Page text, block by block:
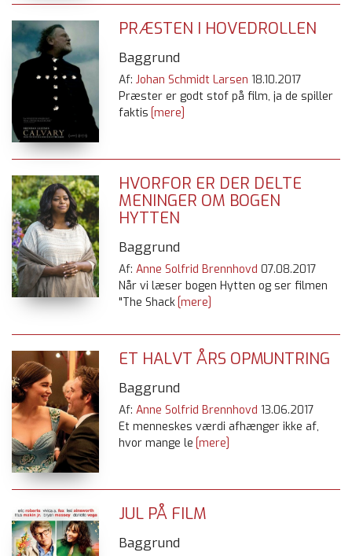
PRÆSTEN I HOVEDROLLEN
Baggrund
Af: Johan Schmidt Larsen 18.10.2017
Præster er godt stof på film, ja de spiller
faktis [mere]
HVORFOR ER DER DELTE
MENINGER OM BOGEN
HYTTEN
Baggrund
Af: Anne Solfrid Brennhovd 07.08.2017
Når vi læser bogen Hytten og ser filmen
"The Shack[mere]
ET HALVT ÅRS OPMUNTRING
Baggrund
Af: Anne Solfrid Brennhovd 13.06.2017
Et menneskes værdi afhænger ikke af,
hvor mange le [mere]
JUL PÅ FILM
Baggrund